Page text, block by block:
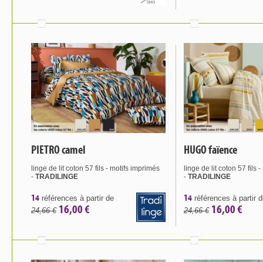
PIETRO camel
linge de lit coton 57 fils - motifs imprimés
- TRADILINGE
14 références à partir de
24,66 € 16,00 €
HUGO faïence
linge de lit coton 57 fils
- TRADILINGE
14 références à partir
24,66 € 16,00 €